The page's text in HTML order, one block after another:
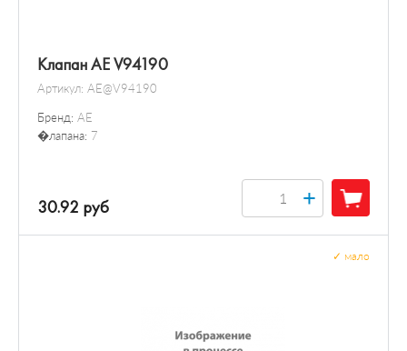
Клапан AE V94190
Артикул: AE@V94190
Бренд: AE
�лапана: 7
30.92 руб +
мало